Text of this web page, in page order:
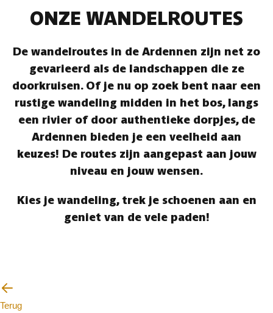
ONZE WANDELROUTES
De wandelroutes in de Ardennen zijn net zo
gevarieerd als de landschappen die ze
doorkruisen. Of je nu op zoek bent naar een
rustige wandeling midden in het bos, langs
een rivier of door authentieke dorpjes, de
Ardennen bieden je een veelheid aan
keuzes! De routes zijn aangepast aan jouw
niveau en jouw wensen.
Kies je wandeling, trek je schoenen aan en
geniet van de vele paden!
Terug